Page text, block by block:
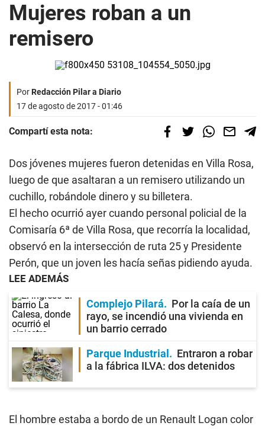
Mujeres roban a un
remisero
PorRedacción Pilar a Diario
17 de agosto de 2017 - 01:46
Compartí esta nota:
Dos jóvenes mujeres fueron detenidas en Villa Rosa,
luego de que asaltaran a un remisero utilizando un
cuchillo, robándole dinero y su billetera.
El hecho ocurrió ayer cuando personal policial de la
Comisaría 6ª de Villa Rosa, que recorría la localidad,
observó en la intersección de ruta 25 y Presidente
Perón, que un joven les hacía señas pidiendo ayuda.
LEE ADEMÁS
Complejo Pilará
Por la caía de un
rayo, se incendió una vivienda en
un barrio cerrado
Parque Industrial
Entraron a robar
a la fábrica ILVA: dos detenidos
El hombre estaba a bordo de un Renault Logan color